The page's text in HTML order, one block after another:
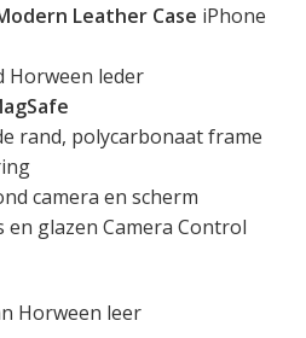
Leather Case iPhone
Horween leder
rand, polycarbonaat frame
camera en scherm
glazen Camera Control
Horween leer